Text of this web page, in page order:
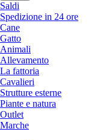
Saldi
Spedizione in 24 ore
Cane
Gatto
Animali
Allevamento
La fattoria
Cavalieri
Strutture esterne
Piante e natura
Outlet
Marche